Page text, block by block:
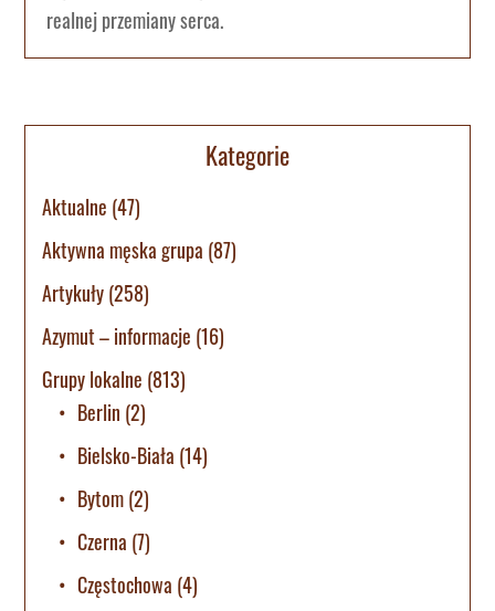
realnej przemiany serca.
Kategorie
Aktualne (47)
Aktywna męska grupa (87)
Artykuły(258)
Azymut – informacje (16)
Grupy lokalne (813)
Berlin (2)
Bielsko-Biała (14)
Bytom(2)
Czerna (7)
Częstochowa (4)